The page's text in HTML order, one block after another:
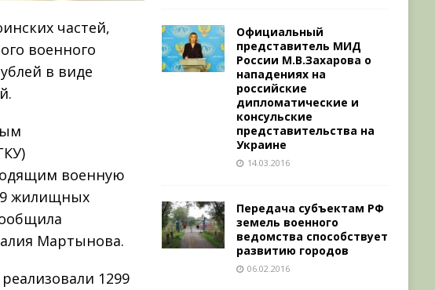
частей,
военного
в виде
военную
жилищных
Мартынова.
1299
Официальный
представитель МИД
России М.В.Захарова о
нападениях на
российские
дипломатические и
консульские
представительства на
Украине
14.03.2016
Передача субъектам РФ
земель военного
ведомства способствует
развитию городов
06.02.2016